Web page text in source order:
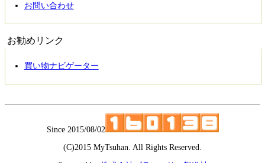
お問い合わせ
お勧めリンク
買い物ナビゲーター
Since 2015/08/02
(C)2015 MyTsuhan. All Rights Reserved.